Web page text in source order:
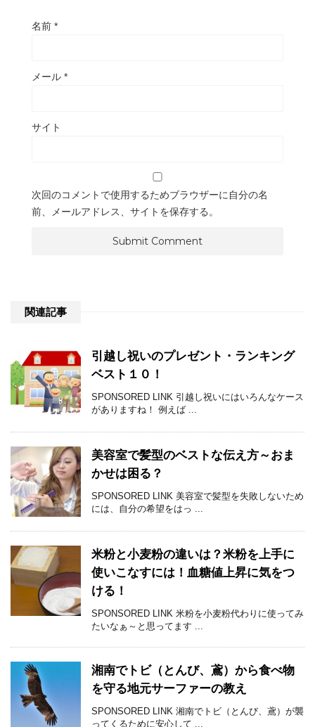
名前 *
メール *
サイト
次回のコメントで使用するためブラウザーに自分の名
前、メールアドレス、サイトを保存する。
関連記事
引越し祝いのプレゼント・ランキング
ベスト１０！
SPONSORED LINK 引越し祝いにはいろんなケース
がありますね！ 例えば ...
美容室で髪型のベストな伝え方～おま
かせは困る？
SPONSORED LINK 美容室で髪型を失敗しないため
には、自分の希望をはっ ...
米粉と小麦粉の違いは？米粉を上手に
使いこなすには！血糖値上昇に気をつ
ける！
SPONSORED LINK 米粉を小麦粉代わりに使ってみ
たいなぁ～と思ってます ...
湘南でトビ（とんび、鳶）から食べ物
を守る地元サーファーの教え
SPONSORED LINK 湘南でトビ（とんび、鳶）が襲
ってくるために安心して ...